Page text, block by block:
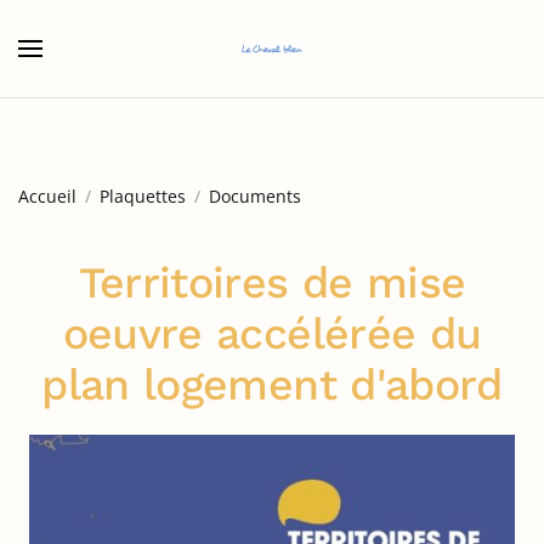
Accueil Plaquettes Documents
Territoires de mise
oeuvre accélérée du
plan logement d'abord